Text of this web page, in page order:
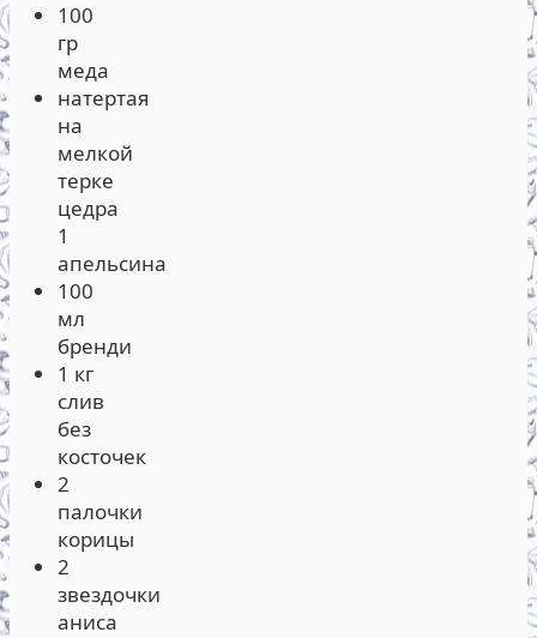
100
гр
меда
натертая
на
мелкой
терке
цедра
1
апельсина
100
мл
бренди
1 кг
слив
без
косточек
2
палочки
корицы
2
звездочки
аниса